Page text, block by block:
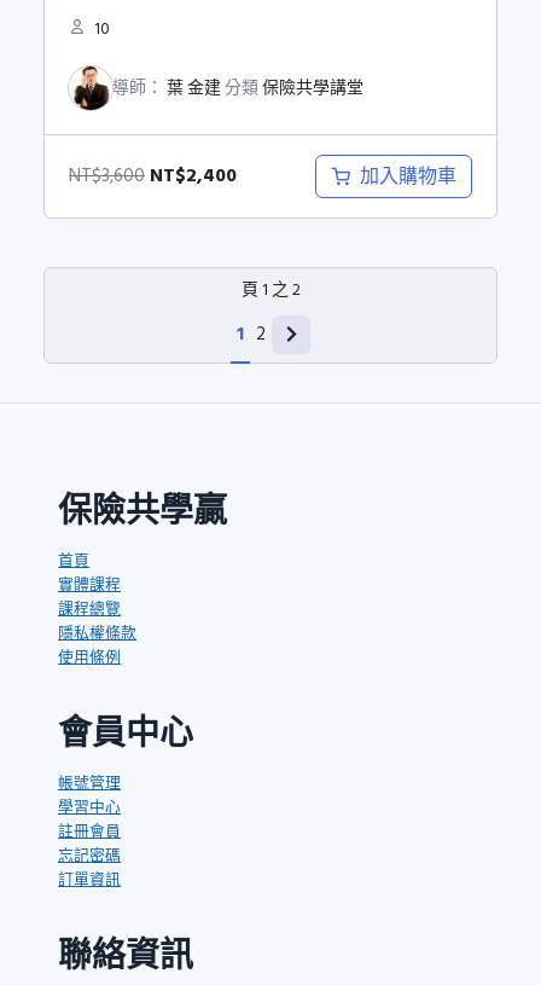
10
導師： 葉 金建分類保險共學講堂
NT$3,600 原
格：
NT$3,600。
NT$2,400目
格：
NT$2,400。
加入購物車
頁 1 之2
1 2
保險共學贏
首頁
實體課程
課程總覽
隱私權條款
使用條例
會員中心
帳號管理
學習中心
註冊會員
忘記密碼
訂單資訊
聯絡資訊